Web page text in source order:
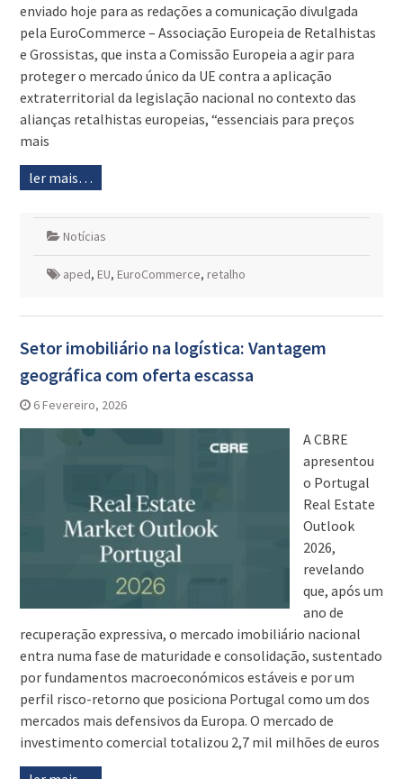
enviado hoje para as redações a comunicação divulgada
pela EuroCommerce – Associação Europeia de Retalhistas
e Grossistas, que insta a Comissão Europeia a agir para
proteger o mercado único da UE contra a aplicação
extraterritorial da legislação nacional no contexto das
alianças retalhistas europeias, “essenciais para preços
mais
ler mais…
Notícias
aped, EU, EuroCommerce, retalho
Setor imobiliário na logística: Vantagem
geográfica com oferta escassa
6 Fevereiro, 2026
A CBRE
apresentou
o Portugal
Real Estate
Outlook
2026,
revelando
que, após um
ano de
recuperação expressiva, o mercado imobiliário nacional
entra numa fase de maturidade e consolidação, sustentado
por fundamentos macroeconómicos estáveis e por um
perfil risco-retorno que posiciona Portugal como um dos
mercados mais defensivos da Europa. O mercado de
investimento comercial totalizou 2,7 mil milhões de euros